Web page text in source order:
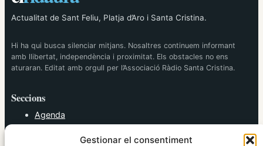
Gestionar el consentiment
Actualitat de Sant Feliu, Platja d’Aro i Santa Cristina.
Hi ha qui busca silenciar mitjans. Nosaltres continuem informant
amb llibertat, independència i proximitat. Els obstacles no ens
aturaran. Editat amb orgull per l’Associació Ràdio Santa Cristina.
Seccions
Agenda
Cultura